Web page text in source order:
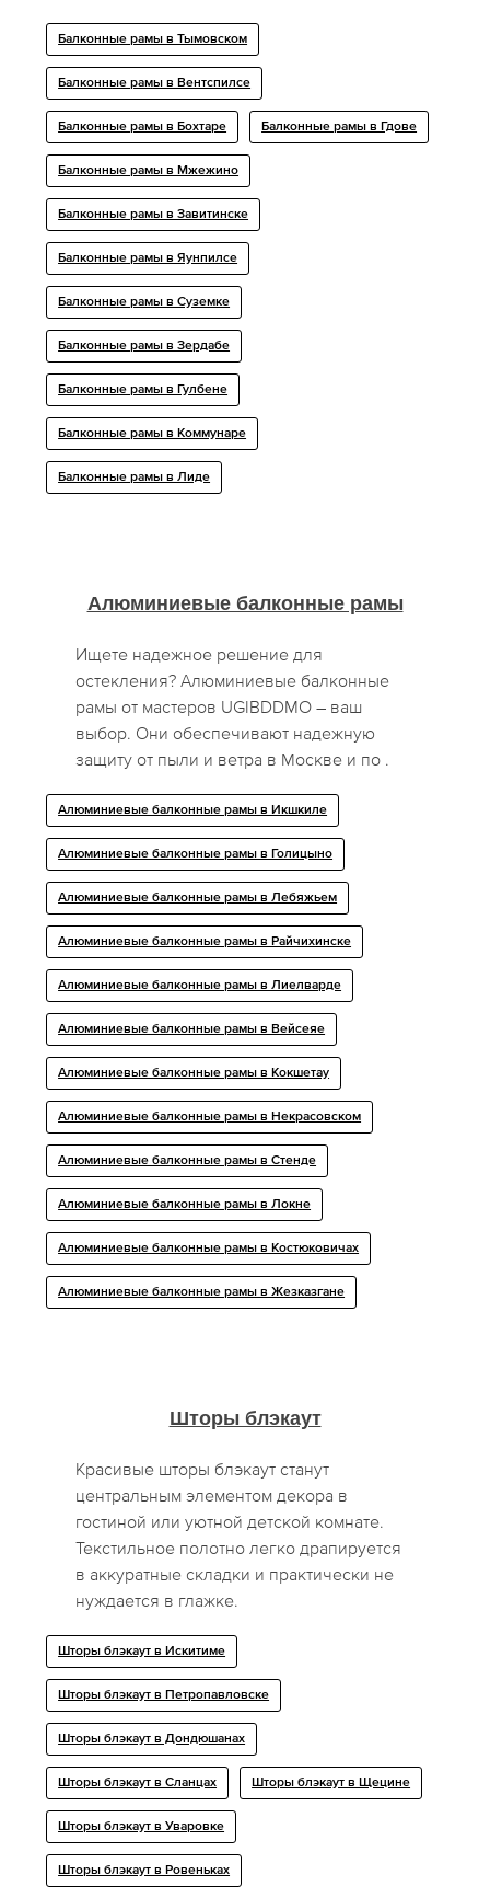
Балконные рамы в Тымовском
Балконные рамы в Вентспилсе
Балконные рамы в Бохтаре Балконные рамы в Гдове
Балконные рамы в Мжежино
Балконные рамы в Завитинске
Балконные рамы в Яунпилсе
Балконные рамы в Суземке
Балконные рамы в Зердабе
Балконные рамы в Гулбене
Балконные рамы в Коммунаре
Балконные рамы в Лиде
Алюминиевые балконные рамы
Ищете надежное решение для
остекления? Алюминиевые балконные
рамы от мастеров UGIBDDMO – ваш
выбор. Они обеспечивают надежную
защиту от пыли и ветра в Москве и по .
Алюминиевые балконные рамы в Икшкиле
Алюминиевые балконные рамы в Голицыно
Алюминиевые балконные рамы в Лебяжьем
Алюминиевые балконные рамы в Райчихинске
Алюминиевые балконные рамы в Лиелварде
Алюминиевые балконные рамы в Вейсеяе
Алюминиевые балконные рамы в Кокшетау
Алюминиевые балконные рамы в Некрасовском
Алюминиевые балконные рамы в Стенде
Алюминиевые балконные рамы в Локне
Алюминиевые балконные рамы в Костюковичах
Алюминиевые балконные рамы в Жезказгане
Шторы блэкаут
Красивые шторы блэкаут станут
центральным элементом декора в
гостиной или уютной детской комнате.
Текстильное полотно легко драпируется
в аккуратные складки и практически не
нуждается в глажке.
Шторы блэкаут в Искитиме
Шторы блэкаут в Петропавловске
Шторы блэкаут в Дондюшанах
Шторы блэкаут в Сланцах Шторы блэкаут в Щецине
Шторы блэкаут в Уваровке
Шторы блэкаут в Ровеньках